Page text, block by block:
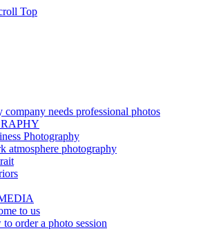
Top
company needs professional photos
Photography
atmosphere photography
to us
to order a photo session